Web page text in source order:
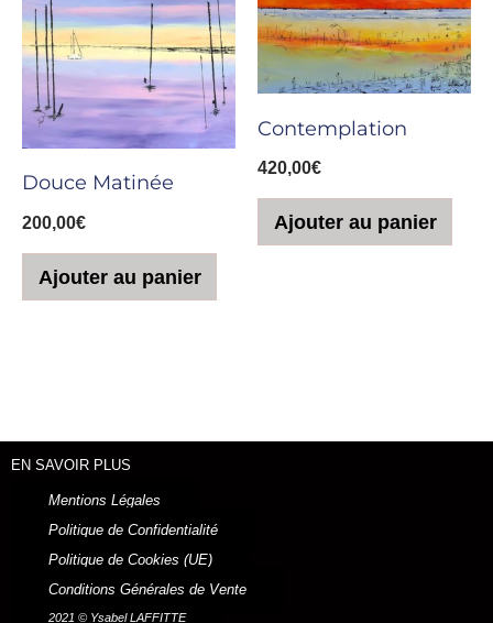
Douce Matinée
200,00€
Ajouter au panier
Contemplation
420,00€
Ajouter au panier
EN SAVOIR PLUS
Mentions Légales
Politique de Confidentialité
Politique de Cookies (UE)
Conditions Générales de Vente
2021 © Ysabel LAFFITTE